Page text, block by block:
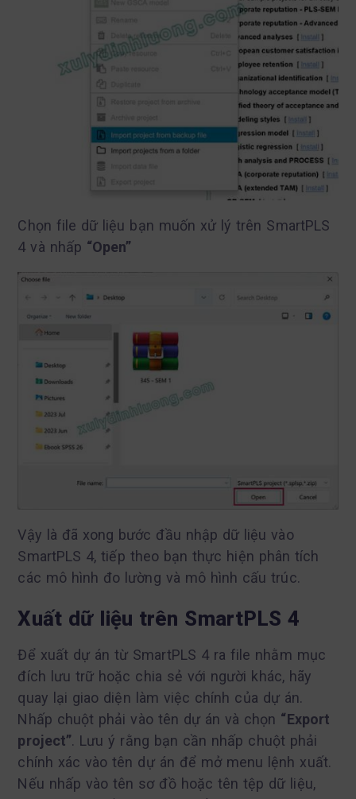
Chọn file dữ liệu bạn muốn xử lý trên SmartPLS
4 và nhấp “Open”
Vậy là đã xong bước đầu nhập dữ liệu vào
SmartPLS 4, tiếp theo bạn thực hiện phân tích
các mô hình đo lường và mô hình cấu trúc.
Xuất dữ liệu trên SmartPLS 4
Để xuất dự án từ SmartPLS 4 ra file nhằm mục
đích lưu trữ hoặc chia sẻ với người khác, hãy
quay lại giao diện làm việc chính của dự án.
Nhấp chuột phải vào tên dự án và chọn “Export
project”. Lưu ý rằng bạn cần nhấp chuột phải
chính xác vào tên dự án để mở menu lệnh xuất.
Nếu nhấp vào tên sơ đồ hoặc tên tệp dữ liệu,